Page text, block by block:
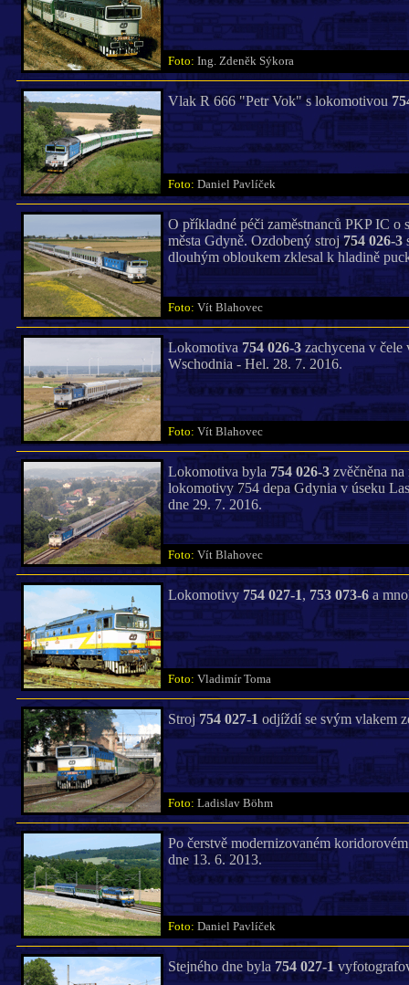
Foto: Ing. Zdeněk Sýkora
Vlak R 666 "Petr Vok" s lokomotivou
Foto: Daniel Pavlíček
O příkladné péči zaměstnanců PKP IC o
města Gdyně. Ozdobený stroj754 026-3
dlouhým obloukem zklesal k hladině
Foto: Vít Blahovec
Lokomotiva 754 026-3zachycena v čele
Wschodnia - Hel. 28. 7. 2016.
Foto: Vít Blahovec
Lokomotiva byla754 026-3zvěčněna na
lokomotivy 754 depa Gdynia v úseku
dne 29. 7. 2016.
Foto: Vít Blahovec
Lokomotivy754 027-1, 753 073-6a
Foto: Vladimír Toma
Stroj754 027-1 odjíždí se svým vlakem
Foto: Ladislav Böhm
Po čerstvě modernizovaném
dne 13. 6. 2013.
Foto: Daniel Pavlíček
Stejného dne byla 754 027-1